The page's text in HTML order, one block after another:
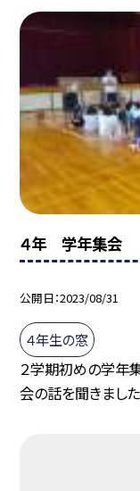
４年 学年集会
公開日 2023/08/31
４年生の窓
２学期初めの学年
会の話を聞きました